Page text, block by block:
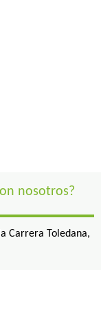
nosotros?
Carrera Toledana,